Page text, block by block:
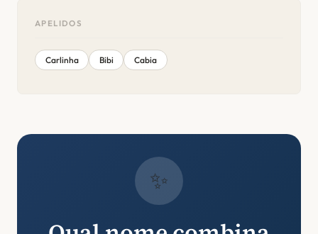
APELIDOS
Carlinha Bibi Cabia
✨